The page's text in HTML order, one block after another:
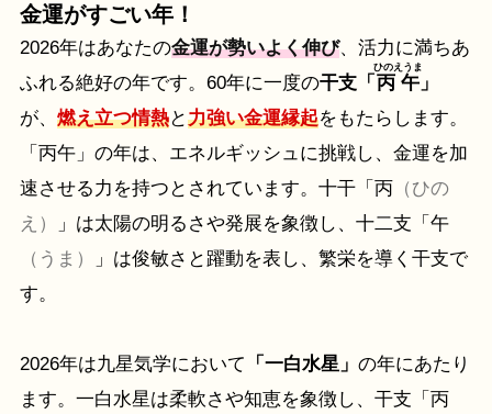
金運がすごい年！
2026年はあなたの金運が勢いよく伸び、活力に満ちあ
ふれる絶好の年です。60年に一度の干支「 丙午
ひのえうま
」
が、 燃え立つ情熱と力強い金運縁起をもたらします。
「丙午」の年は、エネルギッシュに挑戦し、金運を加
速させる力を持つとされています。十干「丙（ひの
え）
」は太陽の明るさや発展を象徴し、十二支「午
（うま）
」は俊敏さと躍動を表し、繁栄を導く干支で
す。
2026年は九星気学において 「一白水星」 の年にあたり
ます。一白水星は柔軟さや知恵を象徴し、干支「丙